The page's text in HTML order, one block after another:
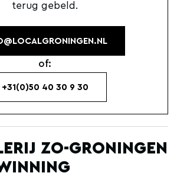
terug gebeld.
of:
+31(0)50 40 30 9 30
ZO-GRONINGEN